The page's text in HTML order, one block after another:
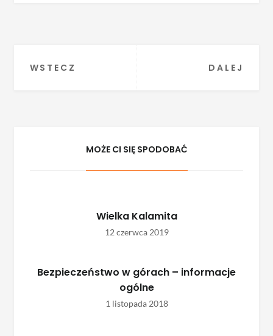
Nawigacja
WSTECZ DALEJ
MOŻE CI SIĘ SPODOBAĆ
Wielka Kalamita
12 czerwca 2019
Bezpieczeństwo w górach – informacje
ogólne
1 listopada 2018